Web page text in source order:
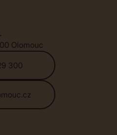
Olomouc
300